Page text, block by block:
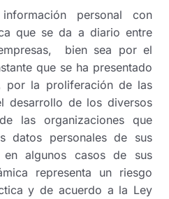
personal con
que se da a diario entre
bien sea por el
que se ha presentado
por la proliferación de las
desarrollo de los diversos
las organizaciones que
datos personales de sus
algunos casos de sus
representa un riesgo
y de acuerdo a la Ley